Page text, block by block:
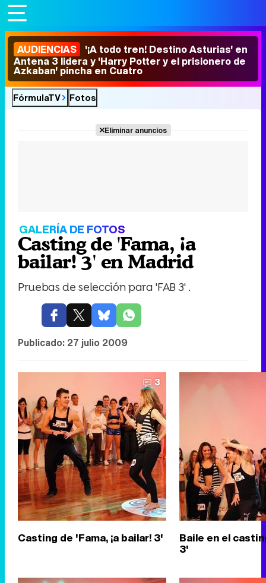
AUDIENCIAS '¡A todo tren! Destino Asturias' en
Antena 3 lidera y 'Harry Potter y el prisionero de
Azkaban' pincha en Cuatro
FórmulaTV Fotos
Eliminar anuncios
GALERÍA DE FOTOS
Casting de 'Fama, ¡a
bailar! 3' en Madrid
Pruebas de selección para 'FAB 3' .
Publicado: 27 julio 2009
3
Casting de 'Fama, ¡a bailar! 3' Baile en el
3'